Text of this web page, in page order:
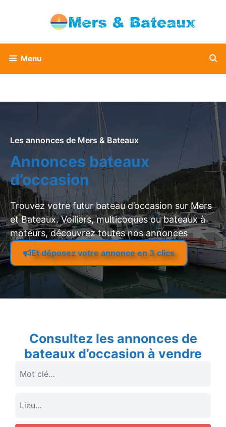
Menu
Les annonces de Mers & Bateaux
Annonces bateaux
d’occasion
Trouvez votre futur bateau d’occasion sur Mers
et Bateaux. Voiliers, multicoques ou bateaux à
moteurs, découvrez toutes nos annonces
Et déposez votre annonce en 3 clics
Consultez les annonces de
bateaux d’occasion à vendre